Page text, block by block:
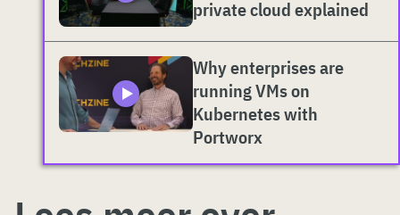
private cloud explained
Why enterprises are
running VMs on
Kubernetes with
Portworx